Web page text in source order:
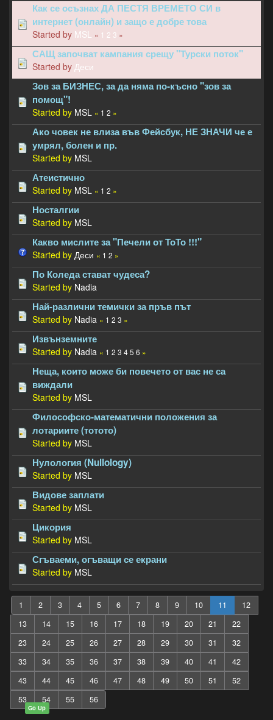
Как се осъзнах ДА ПЕСТЯ ВРЕМЕТО СИ в
интернет (онлайн) и защо е добре това
Started by MSL « 1 2 3 »
САЩ започват кампания срещу "Турски поток"
Started by Деси
Зов за БИЗНЕС, за да няма по-късно "зов за
помощ"!
Started by MSL « 1 2 »
Ако човек не влиза във Фейсбук, НЕ ЗНАЧИ че е
умрял, болен и пр.
Started by MSL
Атеистично
Started by MSL « 1 2 »
Носталгии
Started by MSL
Какво мислите за "Печели от ТоТо !!!"
Started by Деси « 1 2 »
По Коледа стават чудеса?
Started by Nadia
Най-различни темички за пръв път
Started by Nadia « 1 2 3 »
Извънземните
Started by Nadia « 1 2 3 45 6 »
Неща, които може би повечето от вас не са
виждали
Started by MSL
Философско-математични положения за
лотариите (тотото)
Started by MSL
Нулология (Nullology)
Started by MSL
Видове заплати
Started by MSL
Цикория
Started by MSL
Сгъваеми, огъващи се екрани
Started by MSL
1 2 3 4 5 6 7 8 9 10 11
12
13
14 15 16 17 18 19 20 21
22
23
24 25 26 27 28 29 30 31
32
33
34 35 36 37 38 39 40 41
42
43
44 45 46 47 48 49 50 51
52
53
54 55 56
Go Up